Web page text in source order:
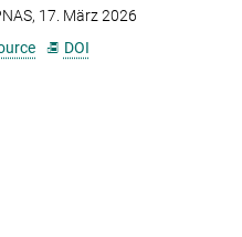
17. März 2026
DOI